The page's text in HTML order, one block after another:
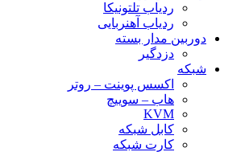
ردیاب تلتونیکا
ردیاب آهنربایی
دوربین مدار بسته
دزدگیر
شبکه
اکسس پوینت – روتر
هاب – سوییچ
KVM
کابل شبکه
کارت شبکه